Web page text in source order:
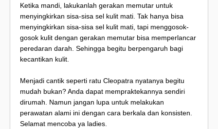
Ketika mandi, lakukanlah gerakan memutar untuk
menyingkirkan sisa-sisa sel kulit mati. Tak hanya bisa
menyingkirkan sisa-sisa sel kulit mati, tapi menggosok-
gosok kulit dengan gerakan memutar bisa memperlancar
peredaran darah. Sehingga begitu berpengaruh bagi
kecantikan kulit.
Menjadi cantik seperti ratu Cleopatra nyatanya begitu
mudah bukan? Anda dapat mempraktekannya sendiri
dirumah. Namun jangan lupa untuk melakukan
perawatan alami ini dengan cara berkala dan konsisten.
Selamat mencoba ya ladies.